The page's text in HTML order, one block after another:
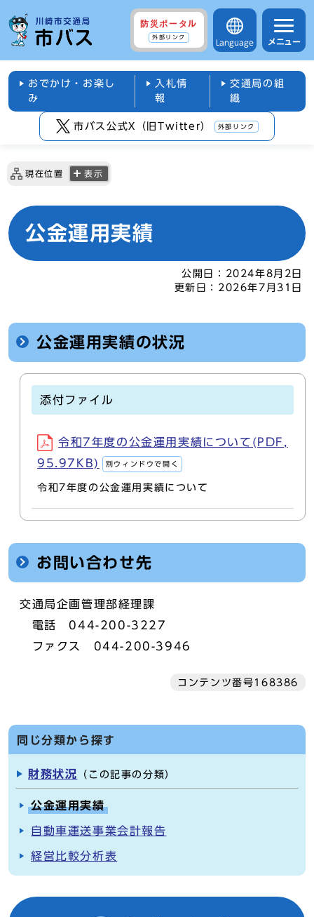
防災ポータル
外部リンク
Language メニュー
おでかけ・お楽し
み
入札情
報
交通局の組
織
市バス公式X（旧Twitter） 外部リンク
現在位置 表示
公金運用実績
公開日：
2024年8月2日
更新日： 2026年7月31日
公金運用実績の状況
添付ファイル
令和7年度の公金運用実績について(PDF,
95.97KB)
別ウィンドウで開く
令和7年度の公金運用実績について
お問い合わせ先
交通局企画管理部経理課
電話 044-200-3227
ファクス 044-200-3946
コンテンツ番号168386
同じ分類から探す
財務状況 （この記事の分類）
公金運用実績
自動車運送事業会計報告
経営比較分析表